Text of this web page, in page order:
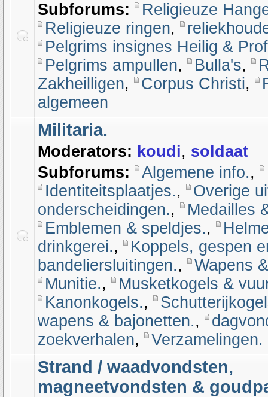
Subforums:
Religieuze
Religieuze ringen,
Pelgrims insignes Heilig &
Pelgrims ampullen, Bulla's,
Zakheilligen, Corpus Christi,
algemeen
Militaria.
Moderators: koudi, soldaat
Subforums:
Algemene info.,
Identiteitsplaatjes.,
Overige
onderscheidingen.,
Medailles
Emblemen & speldjes.,
drinkgerei.,
Koppels, gespen
bandeliersluitingen.,
Wapens
Munitie.,
Musketkogels &
Kanonkogels.,
wapens & bajonetten.,
zoekverhalen, Verzamelingen.
Strand / waadvondsten,
magneetvondsten &